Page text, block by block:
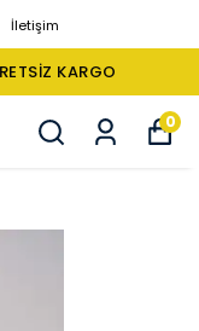
İletişim
0